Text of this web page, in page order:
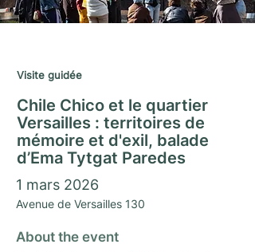
Visite guidée
Chile Chico et le quartier
Versailles : territoires de
mémoire et d'exil, balade
d’Ema Tytgat Paredes
1 mars 2026
Avenue de Versailles 130
About the event